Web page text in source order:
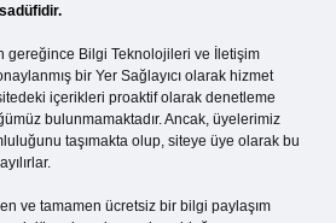
gereğince Bilgi Teknolojileri ve İletişim
bir Yer Sağlayıcı olarak hizmet
içerikleri proaktif olarak denetleme
bulunmamaktadır. Ancak, üyelerimiz
taşımakta olup, siteye üye olarak bu
ve tamamen ücretsiz bir bilgi paylaşım